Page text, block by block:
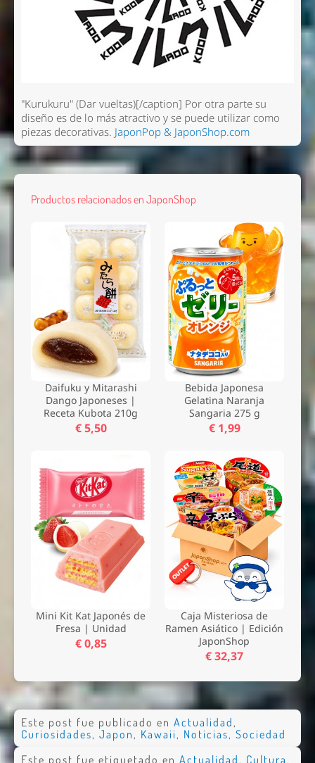
"Kurukuru" (Dar vueltas)[/caption] Por otra parte su
diseño es de lo más atractivo y se puede utilizar como
piezas decorativas. JaponPop & JaponShop.com
Productos relacionados en JaponShop
Daifuku y Mitarashi
Dango Japoneses |
Receta Kubota 210g
€ 5,50
Bebida Japonesa
Gelatina Naranja
Sangaria 275 g
€ 1,99
Mini Kit Kat Japonés de
Fresa | Unidad
€ 0,85
Caja Misteriosa de
Ramen Asiático | Edición
JaponShop
€ 32,37
Este post fue publicado en Actualidad ,
Curiosidades, Japon , Kawaii, Noticias, Sociedad
Este post fue etiquetado en Actualidad , Cultura ,
Nombre *
Email *
Comentario *